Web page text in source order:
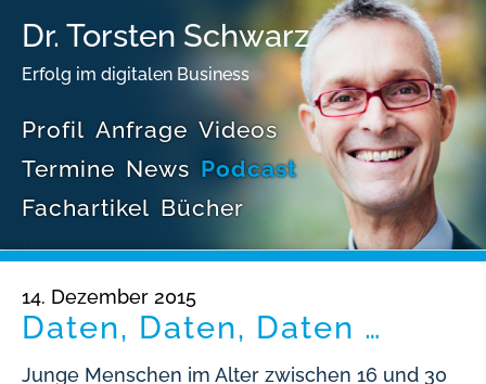
Dr. Torsten Schwarz
Erfolg im digitalen Business
Profil Anfrage Videos
Termine News Podcast
Fachartikel Bücher
14. Dezember 2015
Daten, Daten, Daten …
Junge Menschen im Alter zwischen 16 und 30